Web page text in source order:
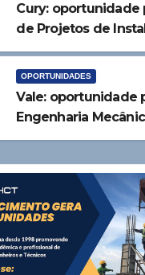
Cury: oportunidade
de Projetos de
OPORTUNIDADES
Vale: oportunidade
Engenharia